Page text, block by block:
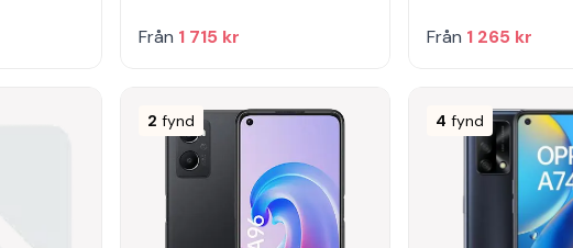
Från 1 715 kr Från 1 265 kr
2 fynd 4 fynd